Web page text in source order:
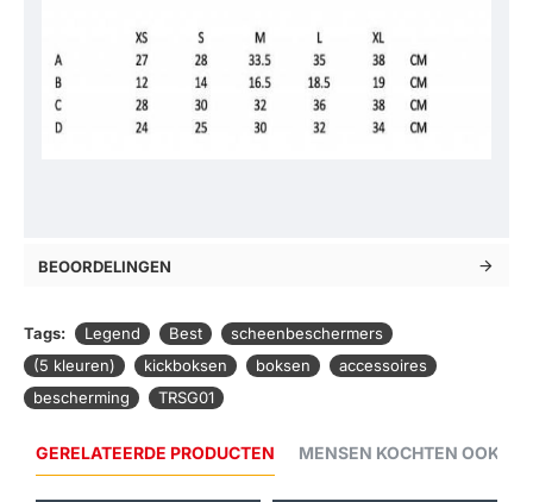
BEOORDELINGEN
Tags: Legend Best
scheenbeschermers
(5 kleuren)
kickboksen boksen
accessoires
bescherming
TRSG01
GERELATEERDE PRODUCTEN MENSEN KOCHTEN OOK...